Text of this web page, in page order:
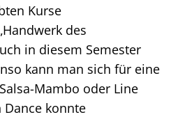
Kurse
des
in diesem Semester
kann man sich für eine
Mambo oder Line
Dance konnte